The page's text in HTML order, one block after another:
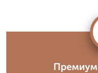
Премиум